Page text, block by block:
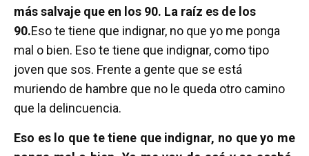
más salvaje que en los 90. La raíz es de los
90.Eso te tiene que indignar, no que yo me ponga
mal o bien. Eso te tiene que indignar, como tipo
joven que sos. Frente a gente que se está
muriendo de hambre que no le queda otro camino
que la delincuencia.
Eso es lo que te tiene que indignar, no que yo me